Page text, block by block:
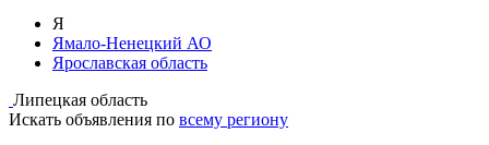
Я
Ямало-Ненецкий АО
Ярославская область
Липецкая область
Искать объявления по всему региону